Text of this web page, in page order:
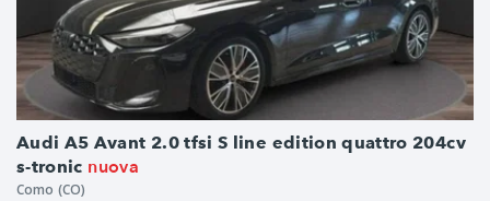
Audi A5 Avant 2.0 tfsi S line edition quattro 204cv
s-tronic nuova
Como (CO)